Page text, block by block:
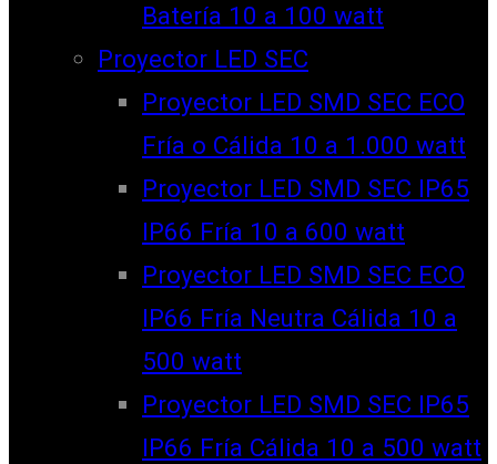
Batería 10 a 100 watt
Proyector LED SEC
Proyector LED SMD SEC ECO
Fría o Cálida 10 a 1.000 watt
Proyector LED SMD SEC IP65
IP66 Fría 10 a 600 watt
Proyector LED SMD SEC ECO
IP66 Fría Neutra Cálida 10 a
500 watt
Proyector LED SMD SEC IP65
IP66 Fría Cálida 10 a 500 watt